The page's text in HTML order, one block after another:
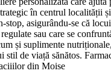
în centrul
asigurându-se că
sau care se
și suplimente
de viață sănătos.
din Moise